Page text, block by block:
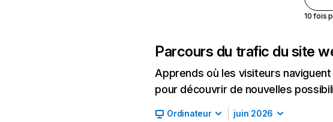
10 fois
Parcours du trafic du site
Apprends où les visiteurs
pour découvrir de nouvelles
Ordinateur juin 2026